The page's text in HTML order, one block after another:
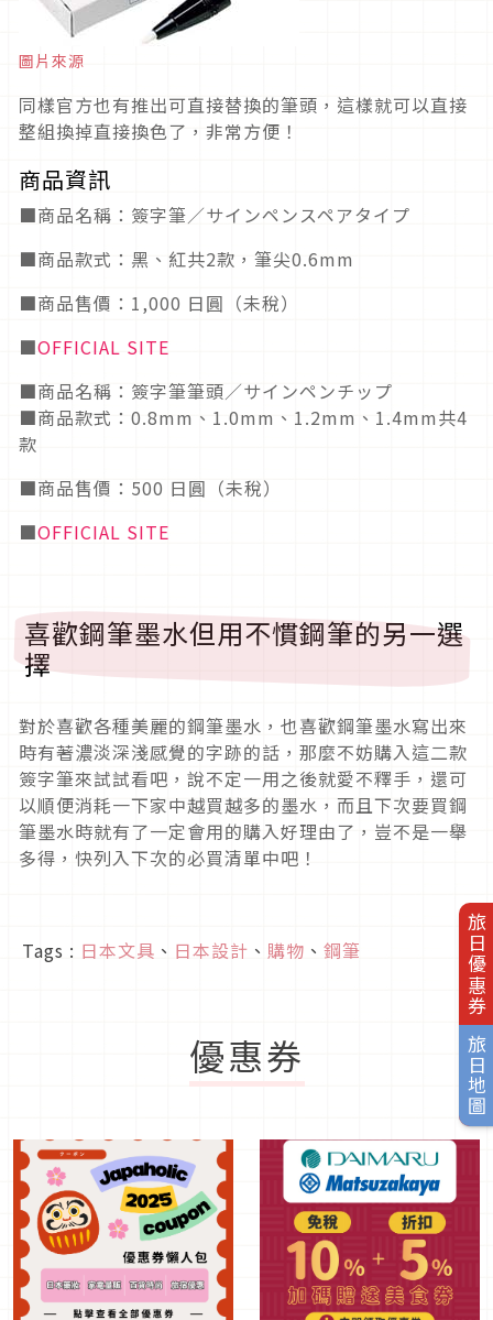
旅日優惠券
旅日地圖
圖片來源
同樣官方也有推出可直接替換的筆頭，這樣就可以直接
整組換掉直接換色了，非常方便！
商品資訊
■商品名稱：簽字筆／サインペンスペアタイプ
■商品款式：黑、紅共2款，筆尖0.6mm
■商品售價：1,000 日圓（未稅）
■OFFICIAL SITE
■商品名稱：簽字筆筆頭／サインペンチップ
■商品款式：0.8mm、1.0mm、1.2mm、1.4mm共4
款
■商品售價：500 日圓（未稅）
■OFFICIAL SITE
喜歡鋼筆墨水但用不慣鋼筆的另一選
擇
對於喜歡各種美麗的鋼筆墨水，也喜歡鋼筆墨水寫出來
時有著濃淡深淺感覺的字跡的話，那麼不妨購入這二款
簽字筆來試試看吧，說不定一用之後就愛不釋手，還可
以順便消耗一下家中越買越多的墨水，而且下次要買鋼
筆墨水時就有了一定會用的購入好理由了，豈不是一舉
多得，快列入下次的必買清單中吧！
Tags : 日本文具 、 日本設計 、 購物 、 鋼筆
優惠券